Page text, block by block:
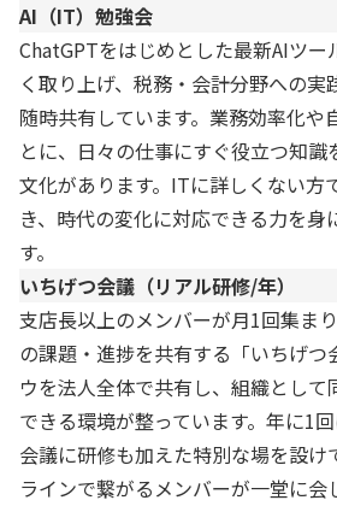
AI（IT）勉強会
ChatGPTをはじめとした最新AIツ
く取り上げ、税務・会計分野への実
随時共有しています。業務効率化や
とに、日々の仕事にすぐ役立つ知識
文化があります。ITに詳しくない方
き、時代の変化に対応できる力を身
す。
いちげつ会議（リアル研修/年）
支店長以上のメンバーが月1回集ま
の課題・進捗を共有する「いちげつ
ウを法人全体で共有し、組織とし
できる環境が整っています。年に1回
会議に研修も加えた特別な場を設け
ラインで繋がるメンバーが一堂に会